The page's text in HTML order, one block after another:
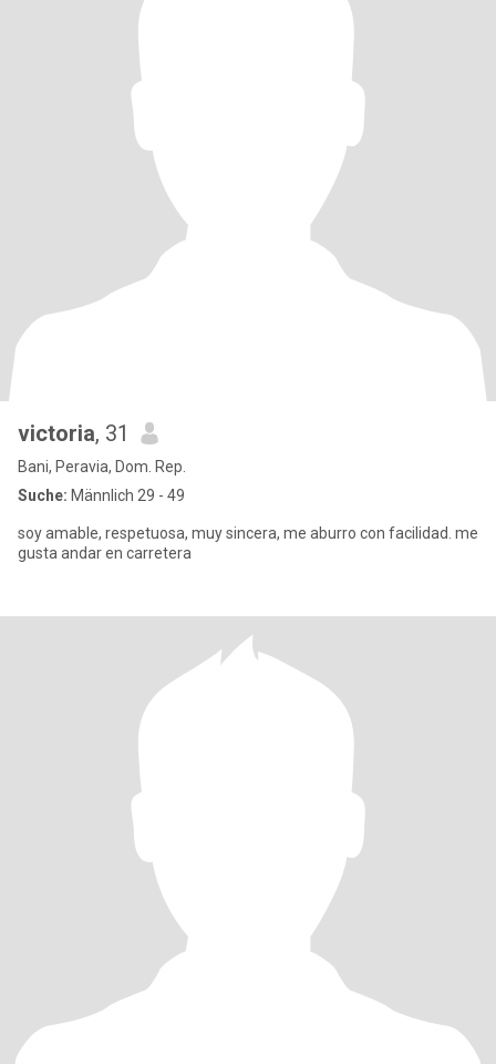
victoria, 31
Bani, Peravia, Dom. Rep.
Suche: Männlich 29 - 49
soy amable, respetuosa, muy sincera, me aburro con facilidad. me
gusta andar en carretera